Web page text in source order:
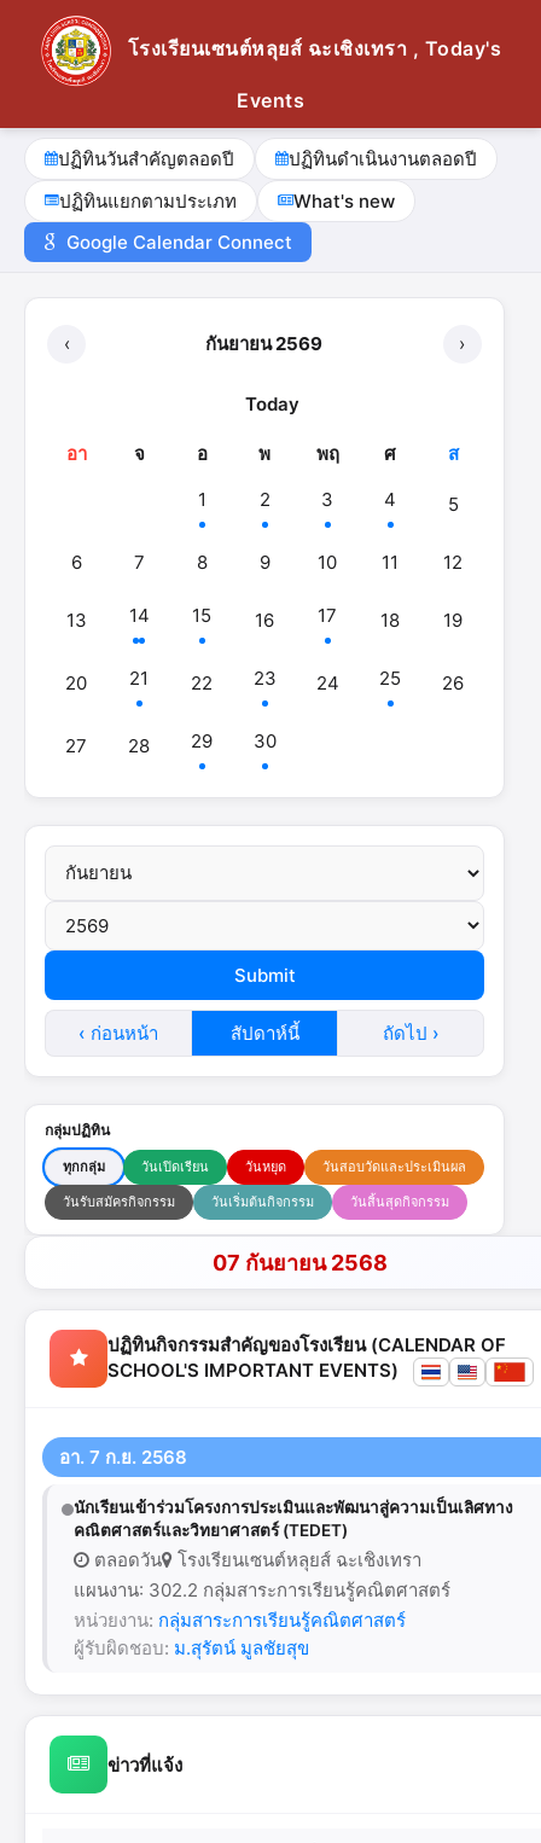
โรงเรียนเซนต์หลุยส์ ฉะเชิงเทรา , Today's
Events
ปฏิทินวันสำคัญตลอดปี
ปฏิทินดำเนินงานตลอดปี
ปฏิทินแยกตามประเภท
What's new
Google Calendar Connect
‹ กันยายน 2569 ›
Today
อา จ อ พ พฤ ศ
ส
1
2 3 4 5
6 7 8 9 10 11 12
13 14 15 16 17 18 19
20 21 22 23 24 25 26
27 28 29 30
‹ ก่อนหน้า สัปดาห์นี้ ถัดไป ›
กลุ่มปฏิทิน
ทุกกลุ่ม วันเปิดเรียน วันหยุด วันสอบวัดและประเมินผล
วันรับสมัครกิจกรรม วันเริ่มต้นกิจกรรม วันสิ้นสุดกิจกรรม
07 กันยายน 2568
ปฏิทินกิจกรรมสำคัญของโรงเรียน (CALENDAR OF
SCHOOL'S IMPORTANT EVENTS)
อา. 7 ก.ย. 2568
นักเรียนเข้าร่วมโครงการประเมินและพัฒนาสู่ความเป็นเลิศทาง
คณิตศาสตร์และวิทยาศาสตร์ (TEDET)
ตลอดวัน
โรงเรียนเซนต์หลุยส์ ฉะเชิงเทรา
แผนงาน: 302.2 กลุ่มสาระการเรียนรู้คณิตศาสตร์
หน่วยงาน: กลุ่มสาระการเรียนรู้คณิตศาสตร์
ผู้รับผิดชอบ: ม.สุรัตน์ มูลชัยสุข
ข่าวที่แจ้ง